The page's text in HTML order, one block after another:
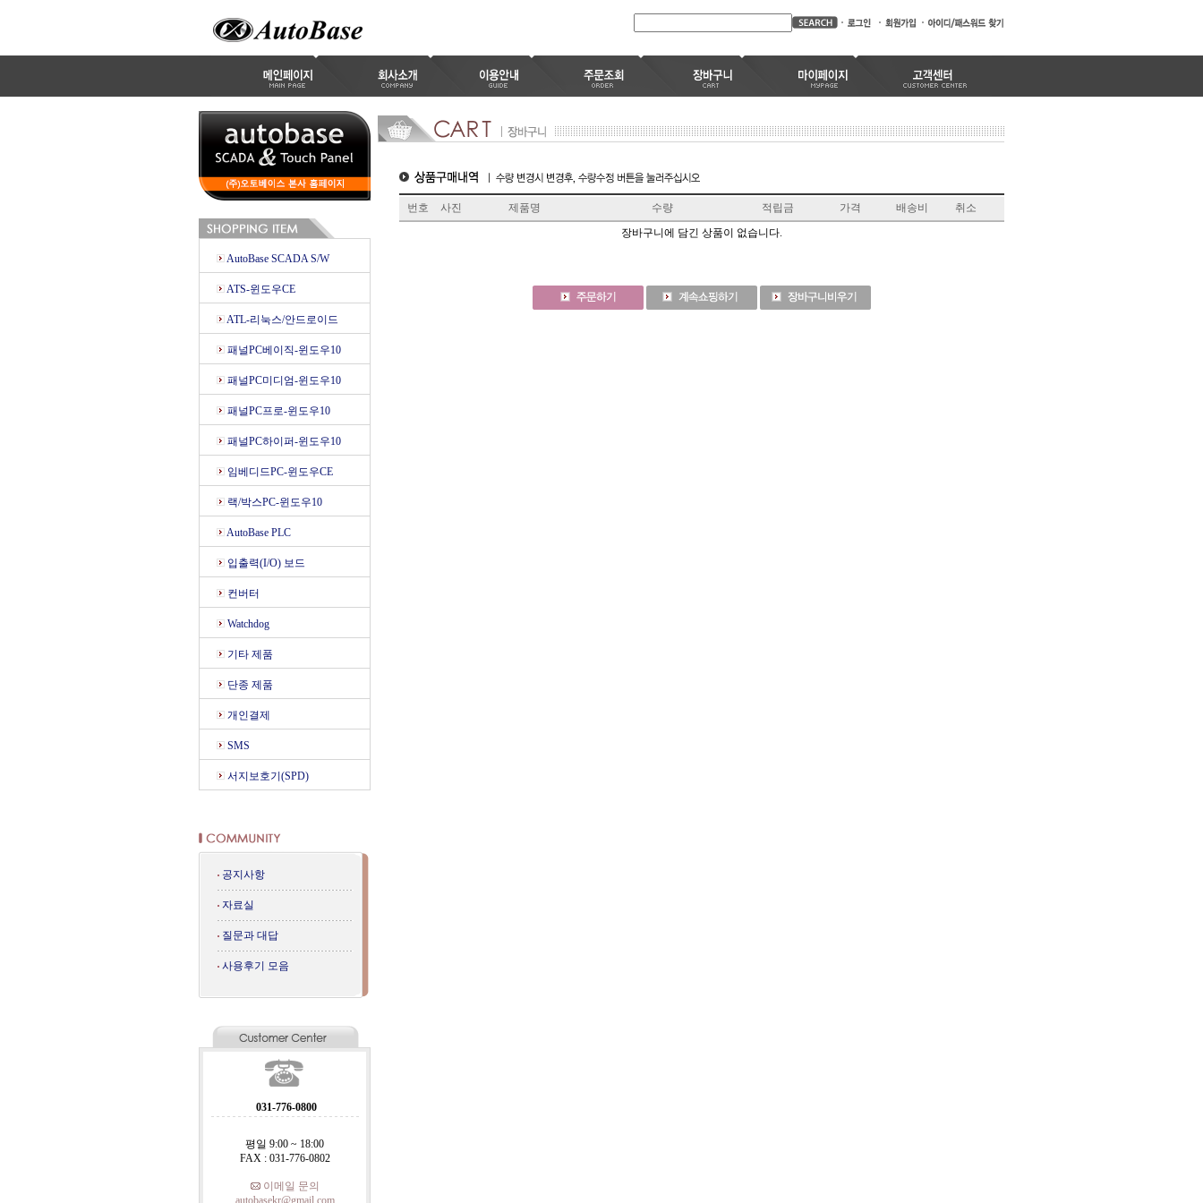
AutoBase SCADA S/W
ATS-윈도우CE
ATL-리눅스/안드로이드
패널PC베이직-윈도우10
패널PC미디엄-윈도우10
패널PC프로-윈도우10
패널PC하이퍼-윈도우10
임베디드PC-윈도우CE
랙/박스PC-윈도우10
AutoBase PLC
입출력(I/O) 보드
컨버터
Watchdog
기타 제품
단종 제품
개인결제
SMS
서지보호기(SPD)
공지사항
자료실
질문과 대답
사용후기 모음
031-776-0800
평일 9:00 ~ 18:00
FAX : 031-776-0802
이메일 문의
autobasekr@gmail.com
번호 사진 제품명 수량 적립금 가격 배송비
취소
장바구니에 담긴 상품이 없습니다.